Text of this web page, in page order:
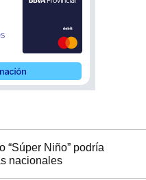
“Súper Niño” podría
nacionales